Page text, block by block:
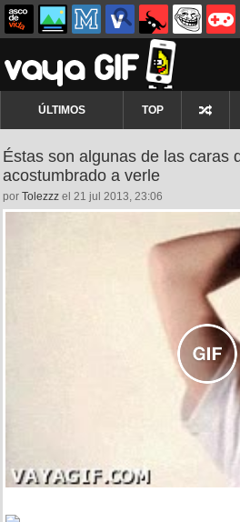
ÚLTIMOS TOP
Éstas son algunas de las caras
acostumbrado a verle
por Tolezzz el 21 jul 2013, 23:06